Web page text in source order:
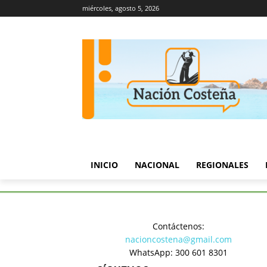
miércoles, agosto 5, 2026
INICIO NACIONAL REGIONALES
Política
A última
Contáctenos:
nacioncostena@gmail.com
WhatsApp: 300 601 8301